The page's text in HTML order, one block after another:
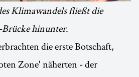
Klimawandels fließt die
hinunter.
die erste Botschaft,
Zone' näherten - der